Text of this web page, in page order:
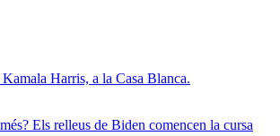
Els relleus de Biden comencen la cursa